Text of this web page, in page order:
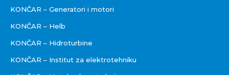
KONČAR – Generatori i motori
KONČAR – Helb
KONČAR – Hidroturbine
KONČAR – Institut za elektrotehniku